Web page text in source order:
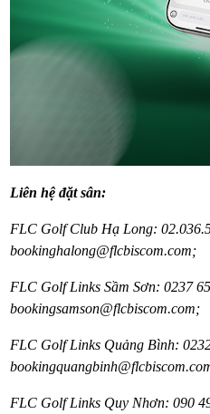
Liên hệ đặt sân:
FLC Golf Club Hạ Long:
bookinghalong@flcbiscom.com;
FLC Golf Links Sầm Sơn: 0237
bookingsamson@flcbiscom.com;
FLC Golf Links Quảng Bình:
FLC Golf Links Quy Nhơn: 090